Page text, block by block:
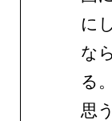
に
な
る
思